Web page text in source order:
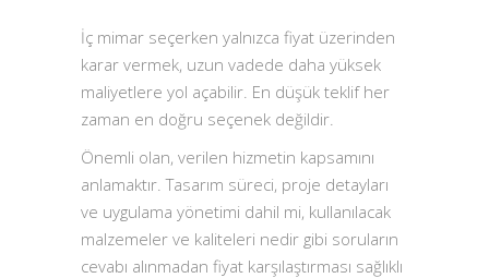
İç mimar seçerken yalnızca fiyat üzerinden
karar vermek, uzun vadede daha yüksek
maliyetlere yol açabilir. En düşük teklif her
zaman en doğru seçenek değildir.
Önemli olan, verilen hizmetin kapsamını
anlamaktır. Tasarım süreci, proje detayları
ve uygulama yönetimi dahil mi, kullanılacak
malzemeler ve kaliteleri nedir gibi soruların
cevabı alınmadan fiyat karşılaştırması sağlıklı